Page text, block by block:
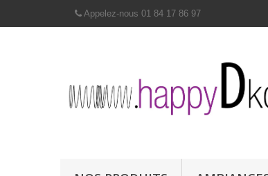
Appelez-nous 01 84 17 86 97